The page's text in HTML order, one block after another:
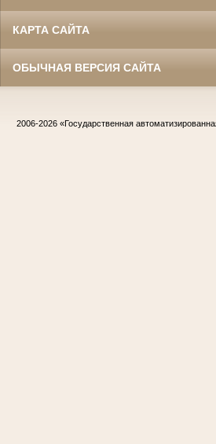
КАРТА САЙТА
ОБЫЧНАЯ ВЕРСИЯ САЙТА
2006-2026 «Государственная